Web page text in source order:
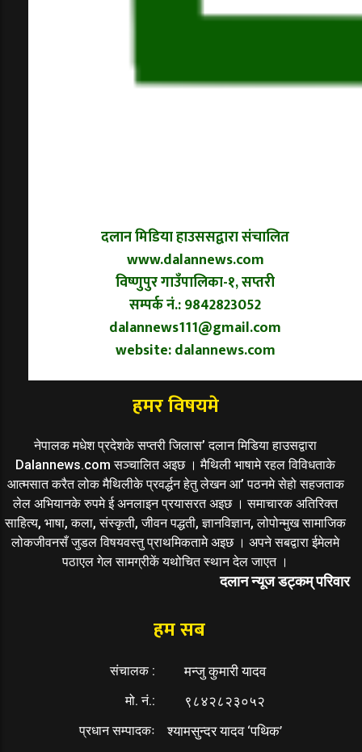
दलान मिडिया हाउससद्वारा संचालित
www.dalannews.com
विष्णुपुर गाउँपालिका-१, सप्तरी
सम्पर्क नं.: 9842823052
dalannews111@gmail.com
website: dalannews.com
हमर विषयमे
नेपालक मधेश प्रदेशके सप्तरी जिलास’ दलान मिडिया हाउसद्वारा
Dalannews.com सञ्चालित अइछ । मैथिली भाषामे रहल विविधताके
आत्मसात करैत लोक मैथिलीके प्रवर्द्धन हेतु लेखन आ’ पठनमे सेहो सहजताक
लेल अभियानके रुपमे ई अनलाइन प्रयासरत अइछ । समाचारक अतिरिक्त
साहित्य, भाषा, कला, संस्कृती, जीवन पद्धती, ज्ञानविज्ञान, लोपोन्मुख सामाजिक
लोकजीवनसँ जुडल विषयवस्तु प्राथमिकतामे अइछ । अपने सबद्वारा ईमेलमे
पठाएल गेल सामग्रीकें यथोचित स्थान देल जाएत ।
दलान न्यूज डट्कम् परिवार
हम सब
संचालक : मन्जु कुमारी यादव
मो. नं.: ९८४२८२३०५२
प्रधान सम्पादकः श्यामसुन्दर यादव ‘पथिक’